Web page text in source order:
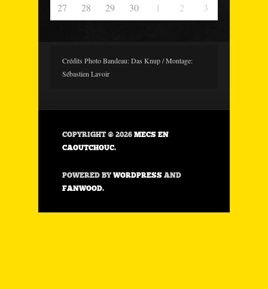
27
28 29 30 1 2 3
Crédits Photo Bandeau: Das Knup / Montage:
Sébastien Lavoir
COPYRIGHT © 2026 MECS EN
CAOUTCHOUC.
POWERED BYWORDPRESS AND
FANWOOD.